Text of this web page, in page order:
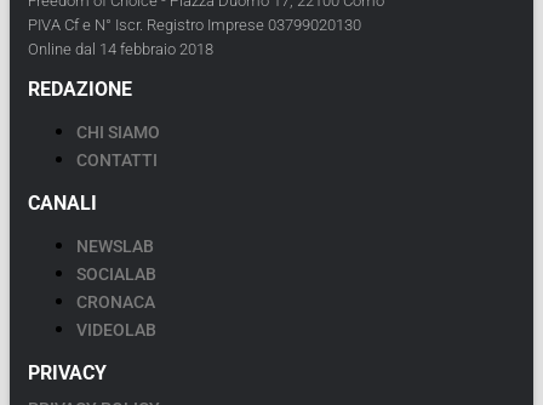
PIVA Cf e N° Iscr. Registro Imprese 03799020130
Online dal 14 febbraio 2018
REDAZIONE
CHI SIAMO
CONTATTI
CANALI
NEWSLAB
SOCIALAB
CRONACA
VIDEOLAB
PRIVACY